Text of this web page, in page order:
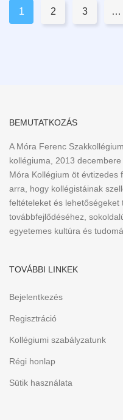
Pages:
1 2 3 …
BEMUTATKOZÁS
A Móra Ferenc
kollégiuma, 2013
Móra Kollégium öt évtizedes
arra, hogy kollégistáinak
feltételeket és
továbbfejlődéséhez,
egyetemes kultúra és
TOVÁBBI LINKEK
Bejelentkezés
Regisztráció
Kollégiumi szabályzatunk
Régi honlap
Sütik használata